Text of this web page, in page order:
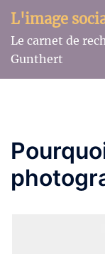
Aller
au
contenu
L'image
Le carnet de
Gunthert